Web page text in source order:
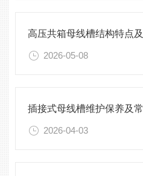
2026-05-08
2026-04-03